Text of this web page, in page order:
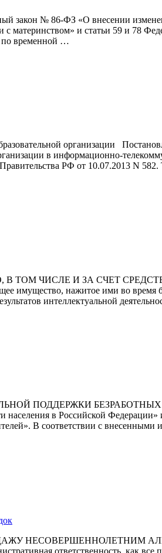
закон № 86-ФЗ «О внесении
материнством» и статьи 59 и 78
по временной …
организации
в информационно-
РФ от 10.07.2013 N
ТОМ ЧИСЛЕ И ЗА СЧЕТ
имущество, нажитое ими во
интеллектуальной
ПОДДЕРЖКИ БЕЗРАБОТНЫХ
населения в Российской
В соответствии с
НЕСОВЕРШЕННОЛЕТНИМ
ответственность, как